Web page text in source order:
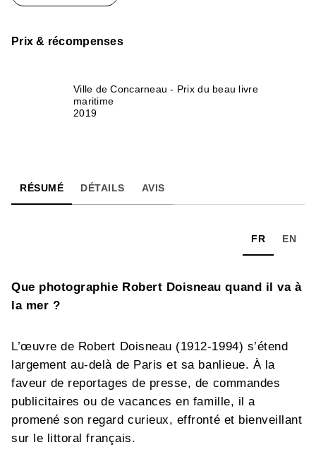
Prix & récompenses
Ville de Concarneau - Prix du beau livre
maritime
2019
RÉSUMÉ DÉTAILS AVIS
FR EN
Que photographie Robert Doisneau quand il va à
la mer ?
L’œuvre de Robert Doisneau (1912-1994) s’étend
largement au-delà de Paris et sa banlieue. À la
faveur de reportages de presse, de commandes
publicitaires ou de vacances en famille, il a
promené son regard curieux, effronté et bienveillant
sur le littoral français.